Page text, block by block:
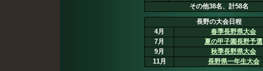
その他38名、計58名
長野の大会日程
4月
春季長野県大会
7月
夏の甲子園長野予選
9月
秋季長野県大会
11月
長野県一年生大会